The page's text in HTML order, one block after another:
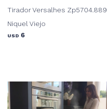
Tirador Versalhes Zp5704.889
Niquel Viejo
USD 6